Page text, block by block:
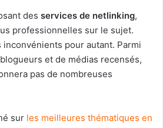
des services de netlinking,
professionnelles sur le sujet.
inconvénients pour autant. Parmi
et de médias recensés,
pas de nombreuses
sur les meilleures thématiques en